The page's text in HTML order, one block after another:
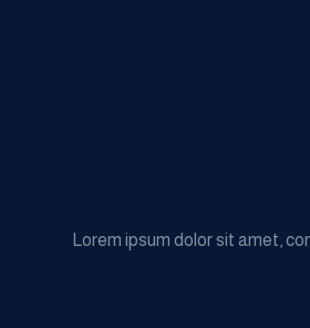
Lorem ipsum dolor sit amet,